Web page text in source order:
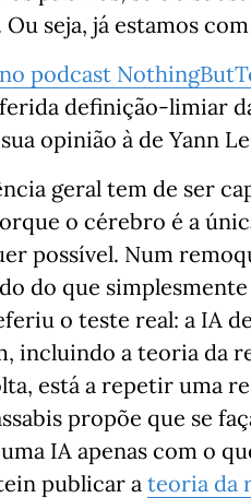
seja, já estamos
podcast
definição-limiar
opinião à de Yann
geral tem de ser
o cérebro é a
possível. Num
do que
o teste real: a IA
incluindo a teoria da
está a repetir uma
propõe que se
IA apenas com o
publicar a teoria da